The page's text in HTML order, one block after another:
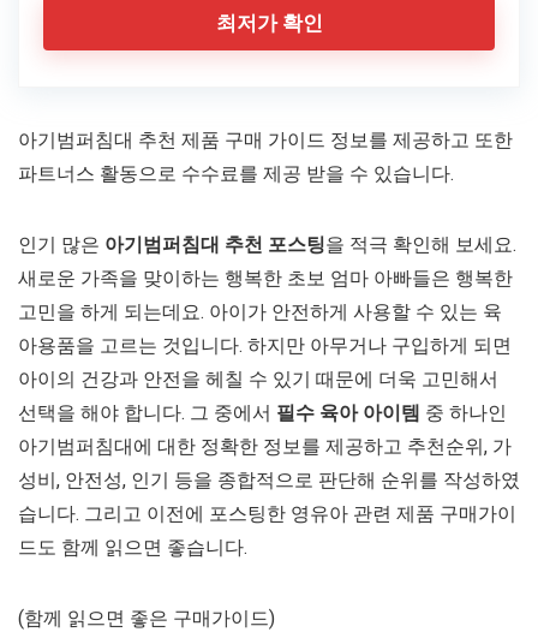
최저가 확인
아기범퍼침대 추천 제품 구매 가이드 정보를 제공하고 또한
파트너스 활동으로 수수료를 제공 받을 수 있습니다.
인기 많은 아기범퍼침대 추천 포스팅을 적극 확인해 보세요.
새로운 가족을 맞이하는 행복한 초보 엄마 아빠들은 행복한
고민을 하게 되는데요. 아이가 안전하게 사용할 수 있는 육
아용품을 고르는 것입니다. 하지만 아무거나 구입하게 되면
아이의 건강과 안전을 헤칠 수 있기 때문에 더욱 고민해서
선택을 해야 합니다. 그 중에서 필수 육아 아이템 중 하나인
아기범퍼침대에 대한 정확한 정보를 제공하고 추천순위, 가
성비, 안전성, 인기 등을 종합적으로 판단해 순위를 작성하였
습니다. 그리고 이전에 포스팅한 영유아 관련 제품 구매가이
드도 함께 읽으면 좋습니다.
(함께 읽으면 좋은 구매가이드)